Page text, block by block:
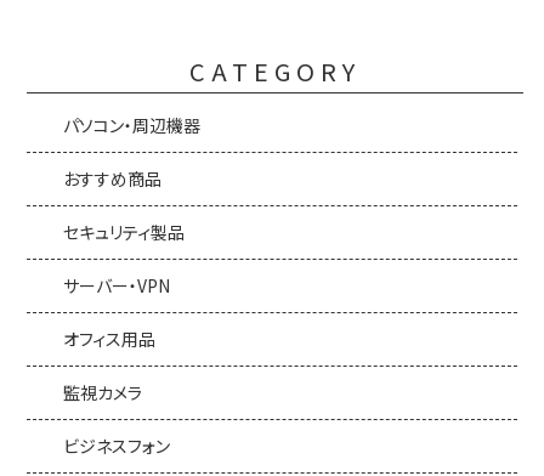
CATEGORY
パソコン・周辺機器
おすすめ商品
セキュリティ製品
サーバー・VPN
オフィス用品
監視カメラ
ビジネスフォン